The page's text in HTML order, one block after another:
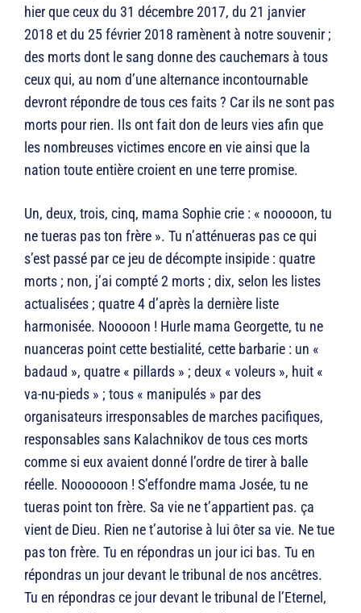
hier que ceux du 31 décembre 2017, du 21 janvier
2018 et du 25 février 2018 ramènent à notre souvenir ;
des morts dont le sang donne des cauchemars à tous
ceux qui, au nom d’une alternance incontournable
devront répondre de tous ces faits ? Car ils ne sont pas
morts pour rien. Ils ont fait don de leurs vies afin que
les nombreuses victimes encore en vie ainsi que la
nation toute entière croient en une terre promise.
Un, deux, trois, cinq, mama Sophie crie : « nooooon, tu
ne tueras pas ton frère ». Tu n’atténueras pas ce qui
s’est passé par ce jeu de décompte insipide : quatre
morts ; non, j’ai compté 2 morts ; dix, selon les listes
actualisées ; quatre 4 d’après la dernière liste
harmonisée. Nooooon ! Hurle mama Georgette, tu ne
nuanceras point cette bestialité, cette barbarie : un «
badaud », quatre « pillards » ; deux « voleurs », huit «
va-nu-pieds » ; tous « manipulés » par des
organisateurs irresponsables de marches pacifiques,
responsables sans Kalachnikov de tous ces morts
comme si eux avaient donné l’ordre de tirer à balle
réelle. Nooooooon ! S’effondre mama Josée, tu ne
tueras point ton frère. Sa vie ne t’appartient pas. ça
vient de Dieu. Rien ne t’autorise à lui ôter sa vie. Ne tue
pas ton frère. Tu en répondras un jour ici bas. Tu en
répondras un jour devant le tribunal de nos ancêtres.
Tu en répondras ce jour devant le tribunal de l’Eternel,